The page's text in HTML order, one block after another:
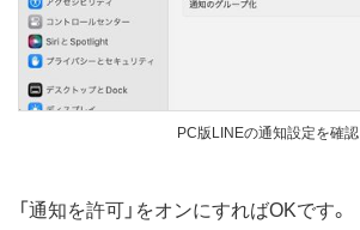
PC版LINEの通知設定を確認
「通知を許可」をオンにすればOKです。